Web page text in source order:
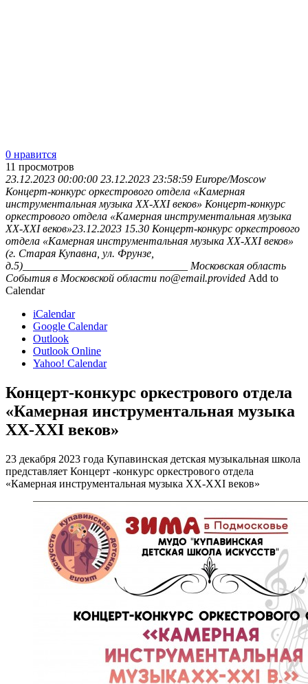
0 нравится
11 просмотров
23.12.2023 00:00:00 23.12.2023 23:58:59 Europe/Moscow
Концерт-конкурс оркестрового отдела «Камерная
инструментальная музыка XX-XXI веков» Концерт-конкурс
оркестрового отдела «Камерная инструментальная музыка
XX-XXI веков»23.12.2023 15.30 Концерт-конкурс оркестрового
отдела «Камерная инструментальная музыка XX-XXI веков»
(г. Старая Купавна, ул. Фрунзе,
д.5)______________________________
Московская область
События в Московской области no@email.provided Add to
Calendar
iCalendar
Google Calendar
Outlook
Outlook Online
Yahoo! Calendar
Концерт-конкурс оркестрового отдела
«Камерная инструментальная музыка
XX-XXI веков»
23 декабря 2023 года Купавинская детская музыкальная школа
представляет Концерт -конкурс оркестрового отдела
«Камерная инструментальная музыка XX-XXI веков»